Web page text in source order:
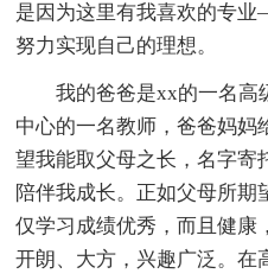
是因为这里有我喜欢的专
努力实现自己的理想。
我的爸爸是xx的一名高
中心的一名教师，爸爸妈妈
望我能取父母之长，名字寄
陪伴我成长。正如父母所期
仅学习成绩优秀，而且健康
开朗、大方，兴趣广泛。在